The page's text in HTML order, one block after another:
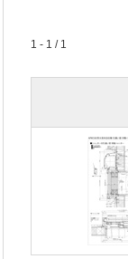
1 - 1 / 1